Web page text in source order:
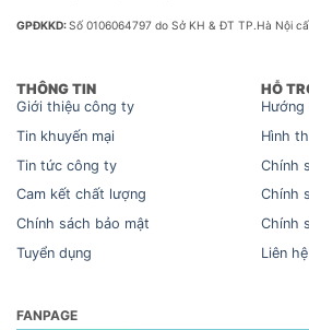
GPĐKKD:Số 0106064797 do Sở KH & ĐT TP.Hà Nội
THÔNG TIN
Giới thiệu công ty
Tin khuyến mại
Tin tức công ty
Cam kết chất lượng
Chính sách bảo mật
Tuyển dụng
HỖ
Hướng
Hình
Chính
Chính
Chính
Liên hệ
FANPAGE